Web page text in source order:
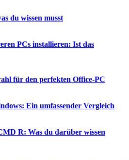
du wissen musst
PCs installieren: Ist das
für den perfekten Office-PC
Ein umfassender Vergleich
R: Was du darüber wissen